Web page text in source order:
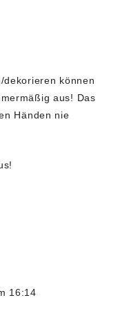
dekorieren können
aus! Das
Händen nie
16:14